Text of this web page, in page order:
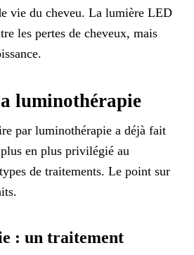
vie du cheveu. La lumière LED
les pertes de cheveux, mais
luminothérapie
par luminothérapie a déjà fait
en plus privilégié au
de traitements. Le point sur
: un traitement